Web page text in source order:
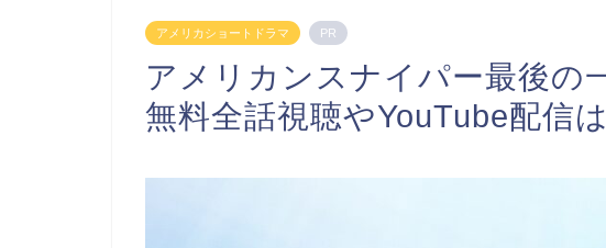
アメリカショートドラマ PR
アメリカンスナイパー最後の
無料全話視聴やYouTube配信